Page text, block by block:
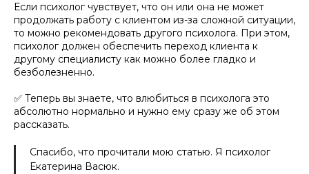
Если психолог чувствует, что он или она не может
продолжать работу с клиентом из-за сложной ситуации,
то можно рекомендовать другого психолога. При этом,
психолог должен обеспечить переход клиента к
другому специалисту как можно более гладко и
безболезненно.
✅ Теперь вы знаете, что влюбиться в психолога это
абсолютно нормально и нужно ему сразу же об этом
рассказать.
Спасибо, что прочитали мою статью. Я психолог
Екатерина Васюк.